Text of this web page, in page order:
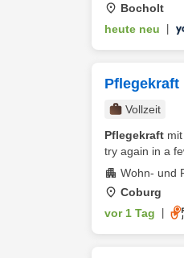
Bocholt
heute neu
Pflegekraft
Vollzeit
Pflegekraft
try again in a
Wohn- und
Coburg
vor 1 Tag